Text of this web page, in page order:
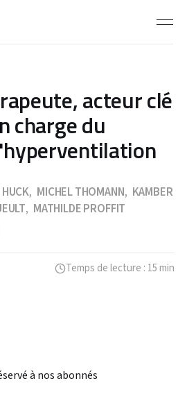
acteur clé
charge du
, MICHEL THOMANN, KAMBER
, MATHILDE PROFFIT
Temps de lecture : 15 min
à nos abonnés